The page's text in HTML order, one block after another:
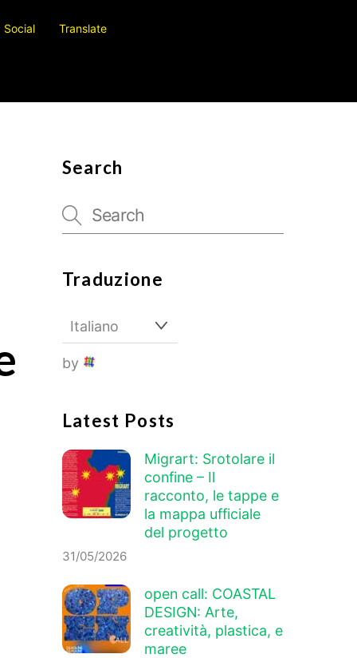
Social Translate
Search
Traduzione
by
Latest Posts
Migrart: Srotolare il
confine – Il
racconto, le tappe e
la mappa ufficiale
del progetto
31/05/2026
open call: COASTAL
DESIGN: Arte,
creatività, plastica, e
maree